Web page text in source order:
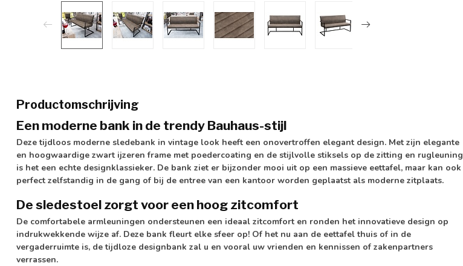
Productomschrijving
Een moderne bank in de trendy Bauhaus-stijl
Deze tijdloos moderne sledebank in vintage look heeft een onovertroffen elegant design. Met zijn elegante
en hoogwaardige zwart ijzeren frame met poedercoating en de stijlvolle stiksels op de zitting en rugleuning
is het een echte designklassieker. De bank ziet er bijzonder mooi uit op een massieve eettafel, maar kan ook
perfect zelfstandig in de gang of bij de entree van een kantoor worden geplaatst als moderne zitplaats.
De sledestoel zorgt voor een hoog zitcomfort
De comfortabele armleuningen ondersteunen een ideaal zitcomfort en ronden het innovatieve design op
indrukwekkende wijze af. Deze bank fleurt elke sfeer op! Of het nu aan de eettafel thuis of in de
vergaderruimte is, de tijdloze designbank zal u en vooral uw vrienden en kennissen of zakenpartners
verrassen.